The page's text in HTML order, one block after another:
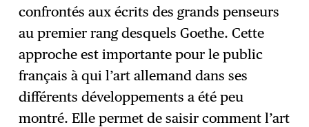
confrontés aux écrits des grands penseurs
au premier rang desquels Goethe. Cette
approche est importante pour le public
français à qui l’art allemand dans ses
différents développements a été peu
montré. Elle permet de saisir comment l’art